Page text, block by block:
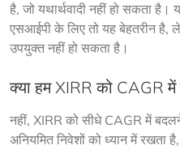
है, जो यथार्थवादी नहीं हो सकता है।
एसआईपी के लिए तो यह बेहतरीन है,
उपयुक्त नहीं हो सकता है।
क्या हम XIRR को CAGR
नहीं, XIRR को सीधे CAGR में
अनियमित निवेशों को ध्यान में रखता